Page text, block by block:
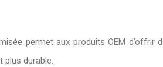
permet aux produits OEM
plus durable.